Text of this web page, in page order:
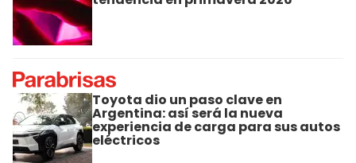
Toyota dio un paso clave en
Argentina: así será la nueva
experiencia de carga para sus autos
eléctricos